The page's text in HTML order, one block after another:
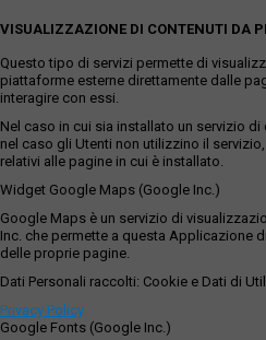
VISUALIZZAZIONE DI CONTENUTI DA
Questo tipo di servizi permette di
piattaforme esterne direttamente dalle
interagire con essi.
Nel caso in cui sia installato un servizio
nel caso gli Utenti non utilizzino il
relativi alle pagine in cui è installato.
Widget Google Maps (Google Inc.)
Google Maps è un servizio di
Inc. che permette a questa Applicazione
delle proprie pagine.
Dati Personali raccolti: Cookie e Dati di
Privacy Policy
Google Fonts (Google Inc.)